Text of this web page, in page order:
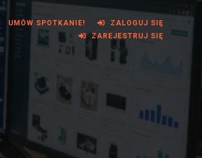
UMÓW SPOTKANIE!
ZALOGUJ SIĘ
ZAREJESTRUJ SIĘ